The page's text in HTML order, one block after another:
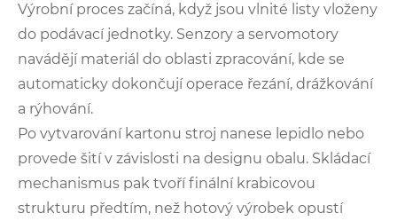
Výrobní proces začíná, když jsou vlnité listy vloženy
do podávací jednotky. Senzory a servomotory
navádějí materiál do oblasti zpracování, kde se
automaticky dokončují operace řezání, drážkování
a rýhování.
Po vytvarování kartonu stroj nanese lepidlo nebo
provede šití v závislosti na designu obalu. Skládací
mechanismus pak tvoří finální krabicovou
strukturu předtím, než hotový výrobek opustí